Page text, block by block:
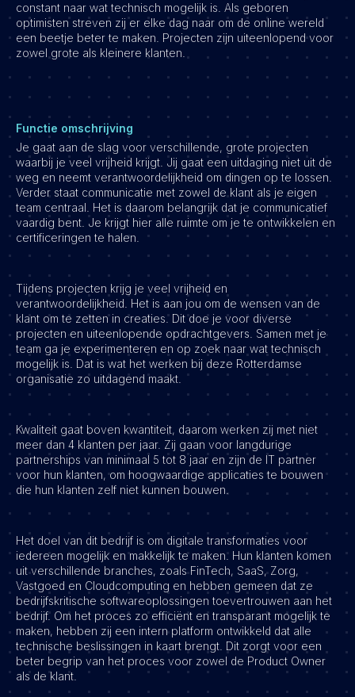
Operations & HR
Inzichten
Werken bij Haystack People
Jobmarketing
Contact
Vacatures
constant naar wat technisch mogelijk is. Als geboren
optimisten streven zij er elke dag naar om de online wereld
een beetje beter te maken. Projecten zijn uiteenlopend voor
zowel grote als kleinere klanten.
Functie omschrijving
Je gaat aan de slag voor verschillende, grote projecten
waarbij je veel vrijheid krijgt. Jij gaat een uitdaging niet uit de
weg en neemt verantwoordelijkheid om dingen op te lossen.
Verder staat communicatie met zowel de klant als je eigen
team centraal. Het is daarom belangrijk dat je communicatief
vaardig bent. Je krijgt hier alle ruimte om je te ontwikkelen en
certificeringen te halen.
Tijdens projecten krijg je veel vrijheid en
verantwoordelijkheid. Het is aan jou om de wensen van de
klant om te zetten in creaties. Dit doe je voor diverse
projecten en uiteenlopende opdrachtgevers. Samen met je
team ga je experimenteren en op zoek naar wat technisch
mogelijk is. Dat is wat het werken bij deze Rotterdamse
organisatie zo uitdagend maakt.
Kwaliteit gaat boven kwantiteit, daarom werken zij met niet
meer dan 4 klanten per jaar. Zij gaan voor langdurige
partnerships van minimaal 5 tot 8 jaar en zijn de IT partner
voor hun klanten, om hoogwaardige applicaties te bouwen
die hun klanten zelf niet kunnen bouwen.
Het doel van dit bedrijf is om digitale transformaties voor
iedereen mogelijk en makkelijk te maken. Hun klanten komen
uit verschillende branches, zoals FinTech, SaaS, Zorg,
Vastgoed en Cloudcomputing en hebben gemeen dat ze
bedrijfskritische softwareoplossingen toevertrouwen aan het
bedrijf. Om het proces zo efficiënt en transparant mogelijk te
maken, hebben zij een intern platform ontwikkeld dat alle
technische beslissingen in kaart brengt. Dit zorgt voor een
beter begrip van het proces voor zowel de Product Owner
als de klant.